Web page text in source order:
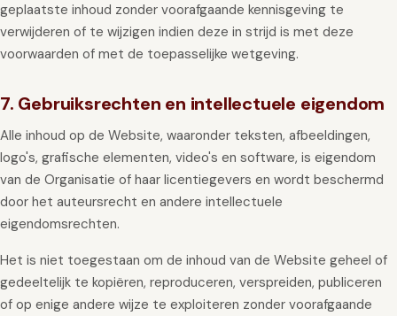
geplaatste inhoud zonder voorafgaande kennisgeving te
verwijderen of te wijzigen indien deze in strijd is met deze
voorwaarden of met de toepasselijke wetgeving.
7. Gebruiksrechten en intellectuele eigendom
Alle inhoud op de Website, waaronder teksten, afbeeldingen,
logo's, grafische elementen, video's en software, is eigendom
van de Organisatie of haar licentiegevers en wordt beschermd
door het auteursrecht en andere intellectuele
eigendomsrechten.
Het is niet toegestaan om de inhoud van de Website geheel of
gedeeltelijk te kopiëren, reproduceren, verspreiden, publiceren
of op enige andere wijze te exploiteren zonder voorafgaande